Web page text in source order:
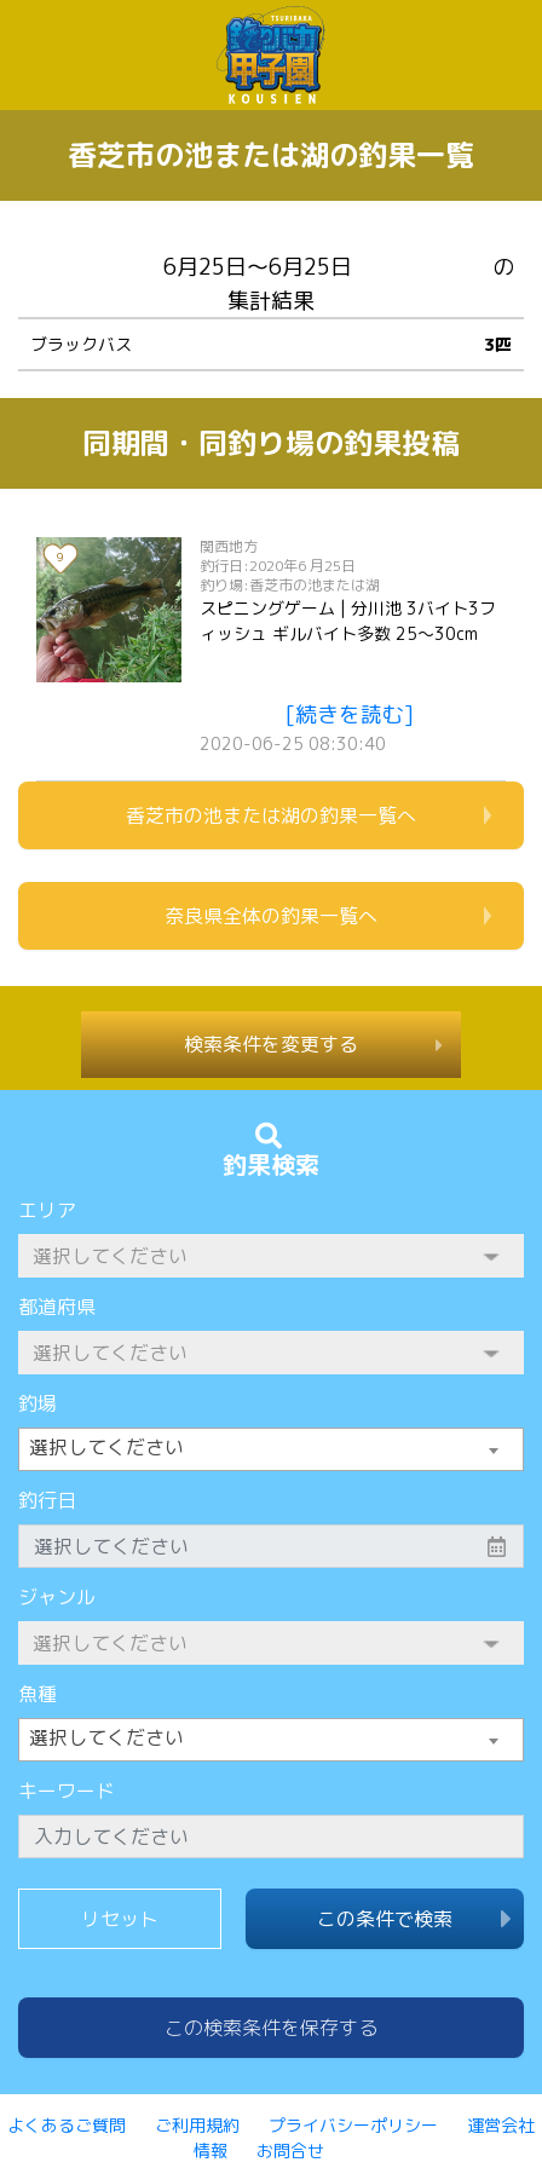
釣果検索
エリア
都道府県
釣場
選択してください
釣行日
ジャンル
魚種
選択してください
キーワード
この条件で検索
この検索条件を保存する
香芝市の池または湖の釣果一覧
の
集計結果
ブラックバス 3匹
同期間・同釣り場の釣果投稿
関西地方
釣行日:2020年6 月25日
釣り場:香芝市の池または湖
スピニングゲーム | 分川池 3バイト3フ
ィッシュ ギルバイト多数 25～30cm
[続きを読む]
2020-06-25 08:30:40
9
香芝市の池または湖の釣果一覧へ
奈良県全体の釣果一覧へ
検索条件を変更する
よくあるご質問 ご利用規約 プライバシーポリシー
運営会社
情報
お問合せ